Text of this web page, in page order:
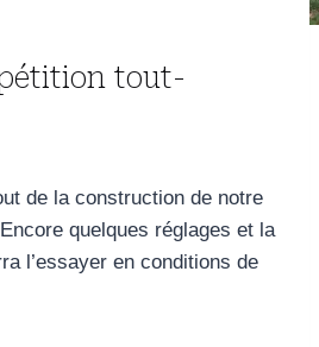
tout-
de la construction de notre
quelques réglages et la
l’essayer en conditions de